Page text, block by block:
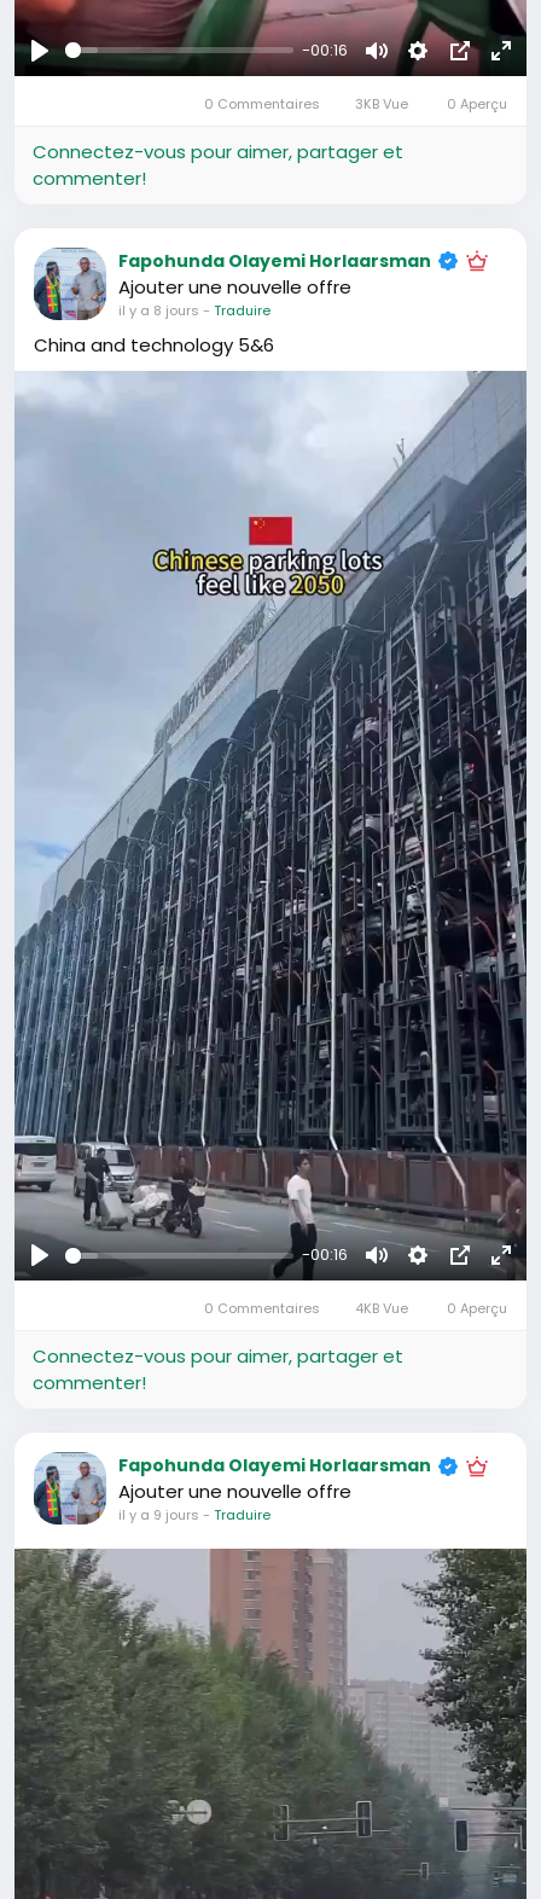
Se
-00:16
MuetSettings
Image
dans
Plein
0 Commentaires 3KB Vue 0 Aperçu
Connectez-vous pour aimer, partager et
commenter!
Fapohunda Olayemi Horlaarsman
Ajouter une nouvelle offre
il y a 8 jours - Traduire
China and technology 5&6
Se
-00:16
MuetSettings
Image
dans
Plein
0 Commentaires 4KB Vue 0 Aperçu
Connectez-vous pour aimer, partager et
commenter!
Fapohunda Olayemi Horlaarsman
Ajouter une nouvelle offre
il y a 9 jours - Traduire